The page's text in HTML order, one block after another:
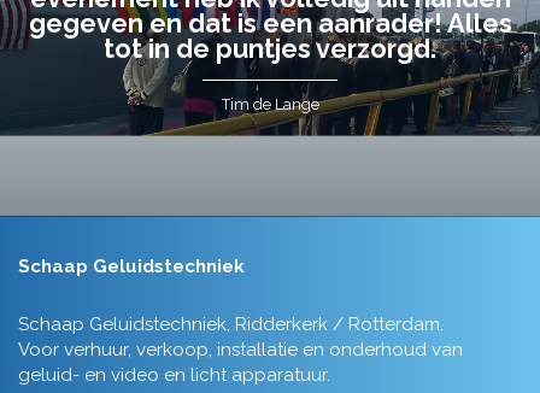
en dat is een aanrader! Alles
in de puntjes verzorgd.
Tim de Lange
Schaap Geluidstechniek
Schaap Geluidstechniek, Ridderkerk / Rotterdam.
Voor verhuur, verkoop, installatie en onderhoud van
geluid- en video en licht apparatuur.